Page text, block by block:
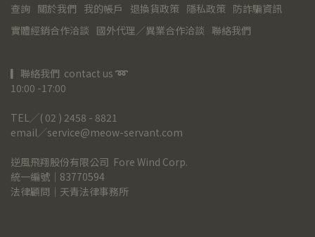
查詢 關於我們 我的帳戶 退換貨政策 隱私政策 防詐騙資訊
實體經銷合作洽談 國外代理／異業合作洽談 聯絡我們
▎聯絡我們  contact us ➿
10:00 -17:00
TEL╱( 02 ) 2458 - 8821
email╱service@meow-servant.com
逆風飛翔股份有限公司  Fore Wind Corp.
統一編號｜83770594
法律顧問｜天青法律事務所